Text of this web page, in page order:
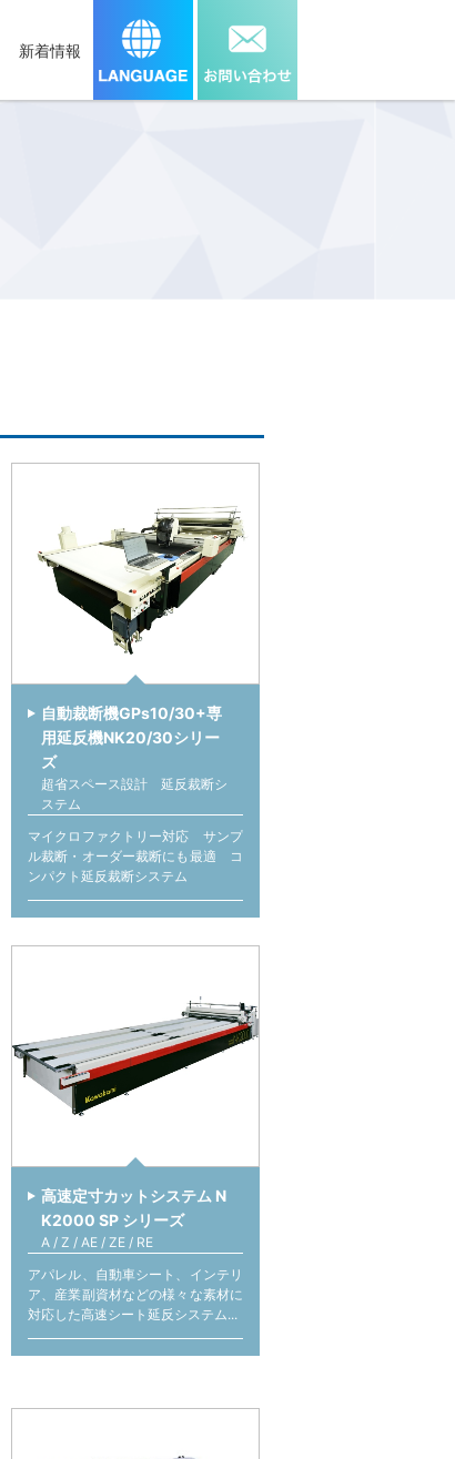
新着情報
自動裁断機GPs10/30+専
用延反機NK20/30シリー
ズ
超省スペース設計 延反裁断シ
ステム
マイクロファクトリー対応 サンプ
ル裁断・オーダー裁断にも最適 コ
ンパクト延反裁断システム
高速定寸カットシステム N
K2000 SP シリーズ
A / Z / AE / ZE / RE
アパレル、自動車シート、インテリ
ア、産業副資材などの様々な素材に
対応した高速シート延反システム...